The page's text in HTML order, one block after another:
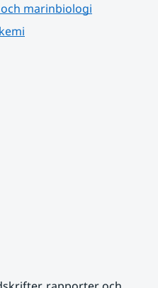
marinbiologi